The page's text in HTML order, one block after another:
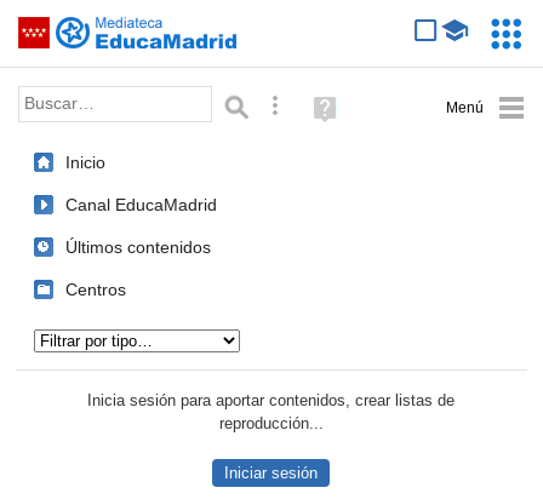
Saltar navegación
Palabra o frase: Búsqueda avanzada
Ayuda
(en
Inicio
Canal EducaMadrid
Últimos contenidos
Centros
Inicia sesión para aportar contenidos, crear listas de
reproducción...
Iniciar sesión